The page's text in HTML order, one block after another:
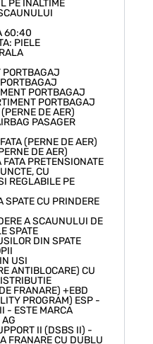
PE INALTIME
60:40
PIELE
PORTBAGAJ
PORTBAGAJ
PORTBAGAJ
DE AER)
PASAGER
(PERNE DE AER)
DE AER)
PRETENSIONATE
CU
REGLABILE PE
SPATE CU PRINDERE
A SCAUNULUI DE
SPATE
DIN SPATE
USI
ANTIBLOCARE) CU
FRANARE) +EBD
PROGRAM) ESP -
- ESTE MARCA
II (DSBS II) -
FRANARE CU DUBLU